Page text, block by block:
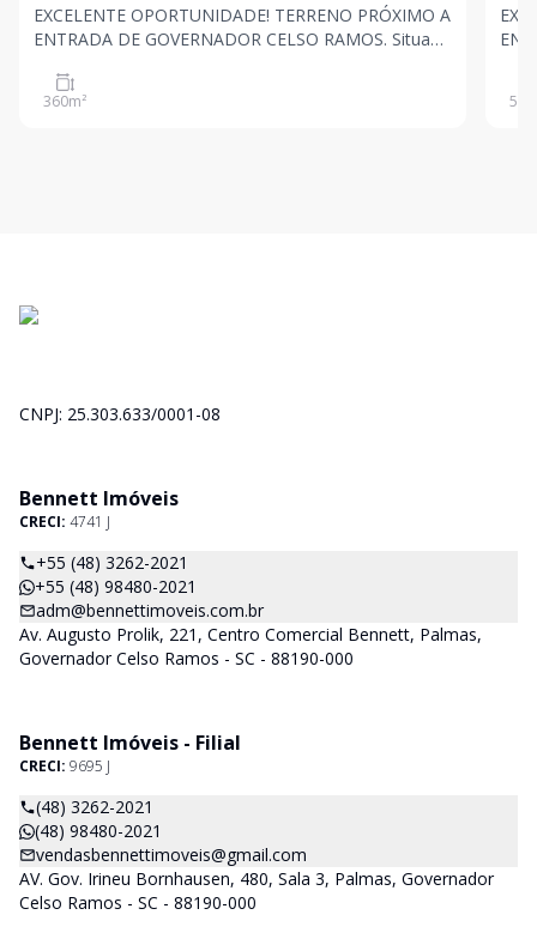
EXCELENTE OPORTUNIDADE! TERRENO PRÓXIMO A
ENTRADA DE GOVERNADOR CELSO RAMOS. Situado
Governador Celso Ramos, próximo ao posto
Ipiranga. Caracteristicas complementares: Metragem
360m²
Ipiranga.
561
CNPJ: 25.303.633/0001-08
Bennett Imóveis
CRECI: 4741 J
+55 (48) 3262-2021
+55 (48) 98480-2021
adm@bennettimoveis.com.br
Av. Augusto Prolik, 221, Centro Comercial Bennett, Palmas,
Governador Celso Ramos - SC - 88190-000
Bennett Imóveis - Filial
CRECI: 9695 J
(48) 3262-2021
(48) 98480-2021
vendasbennettimoveis@gmail.com
AV. Gov. Irineu Bornhausen, 480, Sala 3, Palmas, Governador
Celso Ramos - SC - 88190-000